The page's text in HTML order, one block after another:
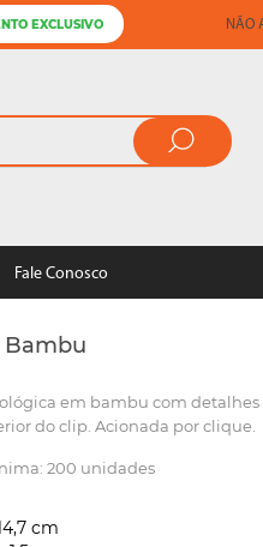
EXCLUSIVO NÃO
Fale Conosco
Bambu
em bambu com
do clip. Acionada por clique.
200 unidades
cm